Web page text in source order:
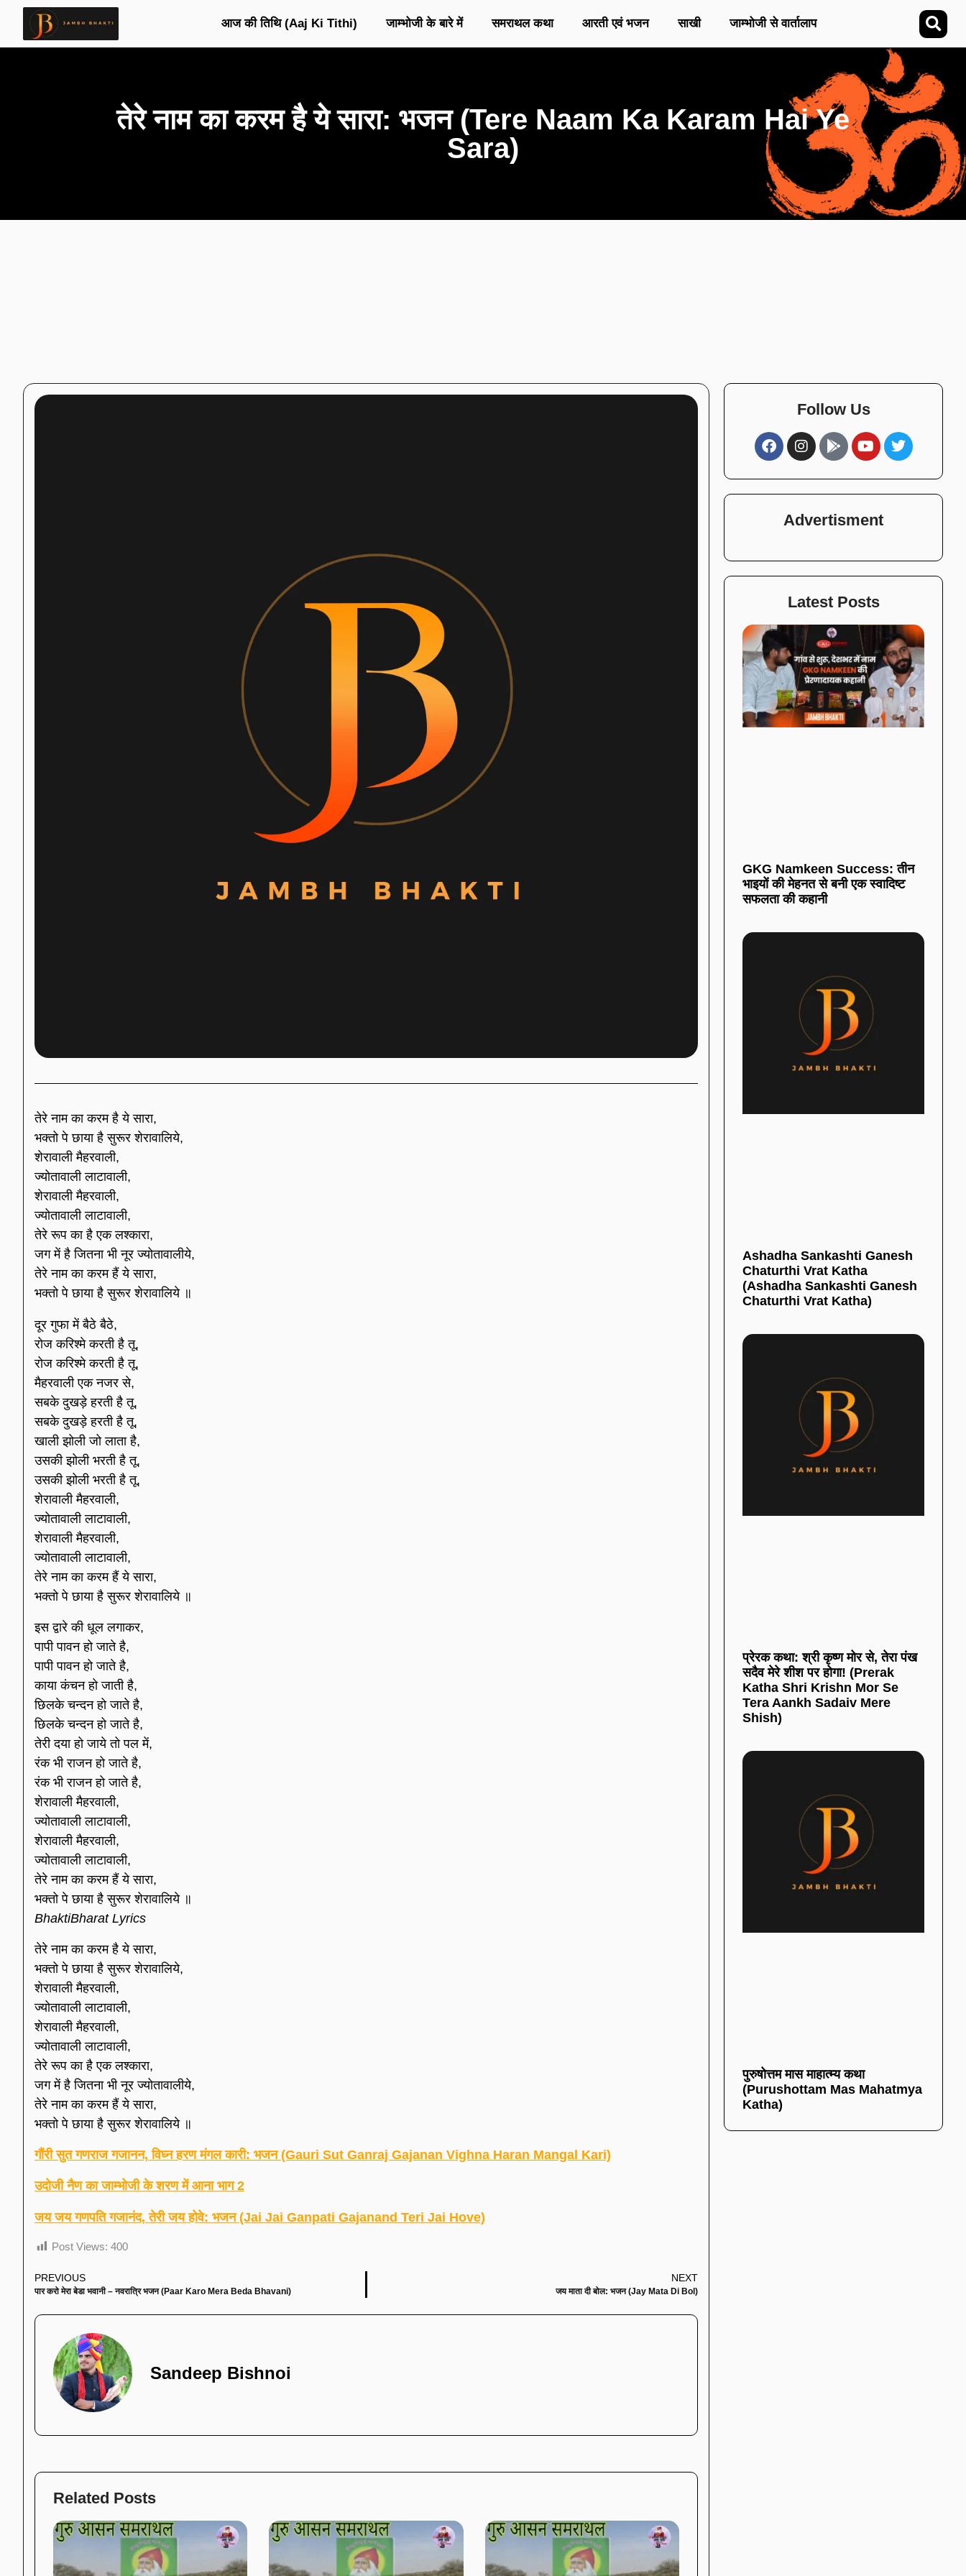
आज की तिथि (Aaj Ki Tithi) जाम्भोजी के बारे में समराथल कथा आरती एवं भजन साखी जाम्भोजी से वार्तालाप
तेरे नाम का करम है ये सारा: भजन (Tere Naam Ka Karam Hai Ye
Sara)
तेरे नाम का करम है ये सारा,
भक्तो पे छाया है सुरूर शेरावालिये,
शेरावाली मैहरवाली,
ज्योतावाली लाटावाली,
शेरावाली मैहरवाली,
ज्योतावाली लाटावाली,
तेरे रूप का है एक लश्कारा,
जग में है जितना भी नूर ज्योतावालीये,
तेरे नाम का करम हैं ये सारा,
भक्तो पे छाया है सुरूर शेरावालिये ॥
दूर गुफा में बैठे बैठे,
रोज करिश्मे करती है तू,
रोज करिश्मे करती है तू,
मैहरवाली एक नजर से,
सबके दुखड़े हरती है तू,
सबके दुखड़े हरती है तू,
खाली झोली जो लाता है,
उसकी झोली भरती है तू,
उसकी झोली भरती है तू,
शेरावाली मैहरवाली,
ज्योतावाली लाटावाली,
शेरावाली मैहरवाली,
ज्योतावाली लाटावाली,
तेरे नाम का करम हैं ये सारा,
भक्तो पे छाया है सुरूर शेरावालिये ॥
इस द्वारे की धूल लगाकर,
पापी पावन हो जाते है,
पापी पावन हो जाते है,
काया कंचन हो जाती है,
छिलके चन्दन हो जाते है,
छिलके चन्दन हो जाते है,
तेरी दया हो जाये तो पल में,
रंक भी राजन हो जाते है,
रंक भी राजन हो जाते है,
शेरावाली मैहरवाली,
ज्योतावाली लाटावाली,
शेरावाली मैहरवाली,
ज्योतावाली लाटावाली,
तेरे नाम का करम हैं ये सारा,
भक्तो पे छाया है सुरूर शेरावालिये ॥
BhaktiBharat Lyrics
तेरे नाम का करम है ये सारा,
भक्तो पे छाया है सुरूर शेरावालिये,
शेरावाली मैहरवाली,
ज्योतावाली लाटावाली,
शेरावाली मैहरवाली,
ज्योतावाली लाटावाली,
तेरे रूप का है एक लश्कारा,
जग में है जितना भी नूर ज्योतावालीये,
तेरे नाम का करम हैं ये सारा,
भक्तो पे छाया है सुरूर शेरावालिये ॥
गौंरी सुत गणराज गजानन, विघ्न हरण मंगल कारी: भजन (Gauri Sut Ganraj Gajanan Vighna Haran Mangal Kari)
उदोजी नैण का जाम्भोजी के शरण में आना भाग 2
जय जय गणपति गजानंद, तेरी जय होवे: भजन (Jai Jai Ganpati Gajanand Teri Jai Hove)
Post Views: 400
PREVIOUS
पार करो मेरा बेडा भवानी – नवरात्रि भजन (Paar Karo Mera Beda Bhavani)
NEXT
जय माता दी बोल: भजन (Jay Mata Di Bol)
Sandeep Bishnoi
Related Posts
Follow Us
Advertisment
Latest Posts
GKG Namkeen Success: तीन
भाइयों की मेहनत से बनी एक स्वादिष्ट
सफलता की कहानी
Ashadha Sankashti Ganesh
Chaturthi Vrat Katha
(Ashadha Sankashti Ganesh
Chaturthi Vrat Katha)
प्रेरक कथा: श्री कृष्ण मोर से, तेरा पंख
सदैव मेरे शीश पर होगा! (Prerak
Katha Shri Krishn Mor Se
Tera Aankh Sadaiv Mere
Shish)
पुरुषोत्तम मास माहात्म्य कथा
(Purushottam Mas Mahatmya
Katha)